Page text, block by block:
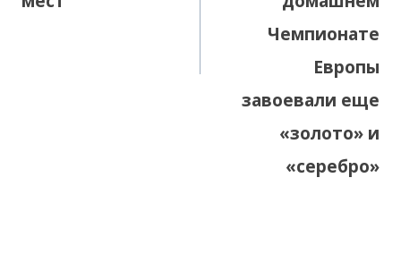
Чемпионате
Европы
завоевали еще
«золото» и
«серебро»